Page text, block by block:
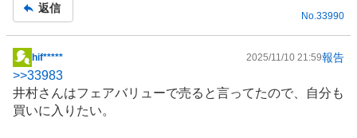
返信
No.33990
掲
示
板
記
hif***** 2025/11/10 21:59報告
>>33983
井村さんはフェアバリューで売ると言ってたので、自分も
買いに入りたい。